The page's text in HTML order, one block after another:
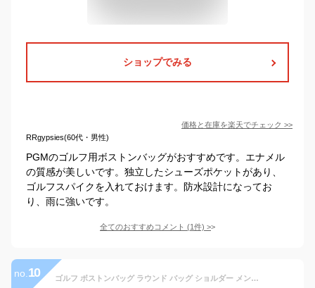
ショップでみる
価格と在庫を楽天でチェック >>
RRgypsies(60代・男性)
PGMのゴルフ用ボストンバッグがおすすめです。エナメル
の質感が美しいです。独立したシューズポケットがあり、
ゴルフスパイクを入れておけます。防水設計になってお
り、雨に強いです。
全てのおすすめコメント (1件) >
no. 10 ゴルフ ボストンバッグ ラウンド バッグ ショルダー メンズ レディース ジムバッグ トラベル 旅行 スポーツ バッグ 機内持込み シューズ 収納 出張 防水 軽量